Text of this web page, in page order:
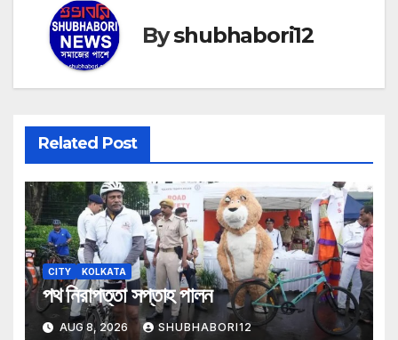
Byshubhabori12
Related Post
CITY KOLKATA
পথ নিরাপত্তা সপ্তাহ পালন
AUG 8, 2026 SHUBHABORI12